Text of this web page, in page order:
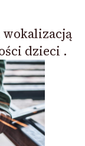
wokalizacją
dzieci .